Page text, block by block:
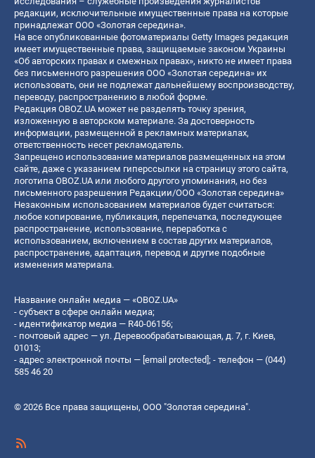
редакции, исключительные имущественные права на которые
принадлежат ООО «Золотая середина».
На все опубликованные фотоматериалы Getty Images редакция
имеет имущественные права, защищаемые законом Украины
«Об авторских правах и смежных правах», никто не имеет права
без письменного разрешения ООО «Золотая середина» их
использовать, они не подлежат дальнейшему воспроизводству,
переводу, распространению в любой форме.
Редакция OBOZ.UA может не разделять точку зрения,
изложенную в авторском материале. За достоверность
информации, размещенной в рекламных материалах,
ответственность несет рекламодатель.
Запрещено использование материалов размещенных на этом
сайте, даже с указанием гиперссылки на страницу этого сайта,
логотипа OBOZ.UA или любого другого упоминания, но без
письменного разрешения Редакции/ООО «Золотая середина»
Незаконным использованием материалов будет считаться:
любое копирование, публикация, перепечатка, последующее
распространение, использование, переработка с
использованием, включением в состав других материалов,
распространение, адаптация, перевод и другие подобные
изменения материала.
Название онлайн медиа — «OBOZ.UA»
- субъект в сфере онлайн медиа;
- идентификатор медиа — R40-06156;
- почтовый адрес — ул. Деревообрабатывающая, д. 7, г. Киев,
01013;
- адрес электронной почты — [email protected] ; - телефон — (044)
585 46 20
© 2026 Все права защищены, ООО "Золотая середина".